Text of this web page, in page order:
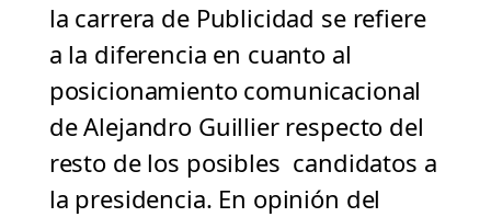
la carrera de Publicidad se refiere
a la diferencia en cuanto al
posicionamiento comunicacional
de Alejandro Guillier respecto del
resto de los posibles candidatos a
la presidencia. En opinión del